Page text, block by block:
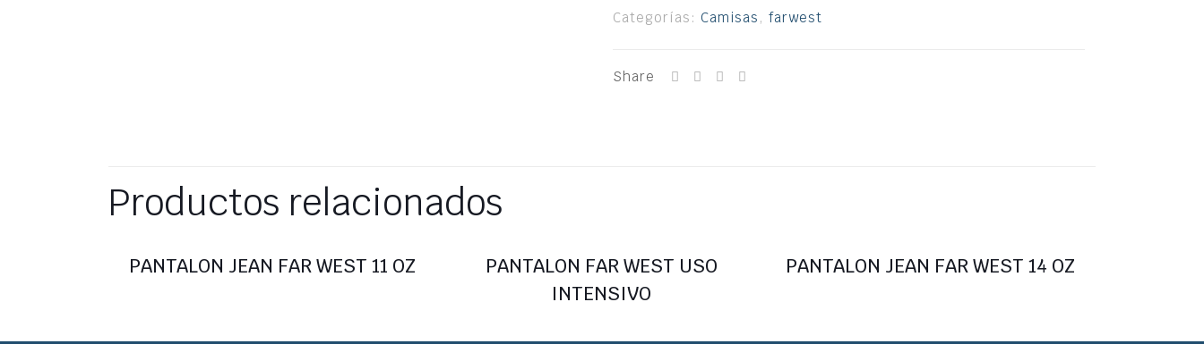
Categorías: Camisas , farwest
Share
Productos relacionados
PANTALON JEAN FAR WEST 11 OZ
PANTALON FAR WEST USO
INTENSIVO
PANTALON JEAN FAR WEST 14 OZ